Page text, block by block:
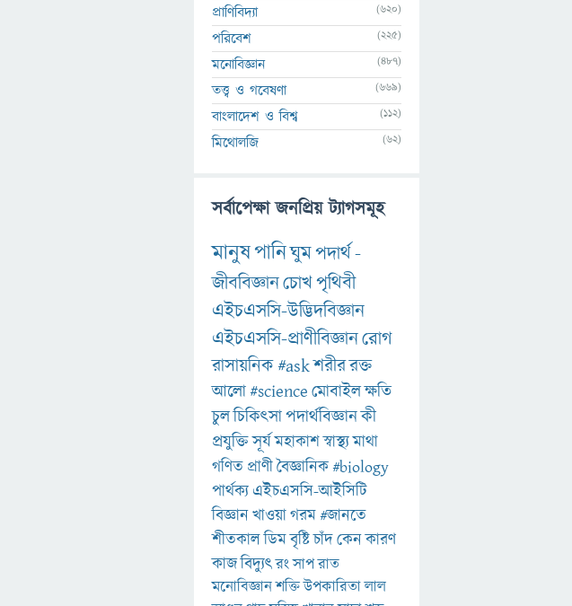
প্রাণিবিদ্যা (620)
পরিবেশ (225)
মনোবিজ্ঞান (487)
তত্ত্ব ও গবেষণা (669)
বাংলাদেশ ও বিশ্ব (112)
মিথোলজি (62)
সর্বাপেক্ষা জনপ্রিয় ট্যাগসমূহ
মানুষপানিঘুমপদার্থ-
জীববিজ্ঞানচোখপৃথিবী
এইচএসসি-উদ্ভিদবিজ্ঞান
এইচএসসি-প্রাণীবিজ্ঞানরোগ
রাসায়নিক#askশরীররক্ত
আলো#scienceমোবাইলক্ষতি
চুলচিকিৎসাপদার্থবিজ্ঞানকী
প্রযুক্তিসূর্যমহাকাশস্বাস্থ্যমাথা
গণিত প্রাণীবৈজ্ঞানিক#biology
পার্থক্য এইচএসসি-আইসিটি
বিজ্ঞানখাওয়াগরম#জানতে
শীতকালডিমবৃষ্টিচাঁদকেনকারণ
কাজবিদ্যুৎরংসাপরাত
মনোবিজ্ঞানশক্তিউপকারিতালাল